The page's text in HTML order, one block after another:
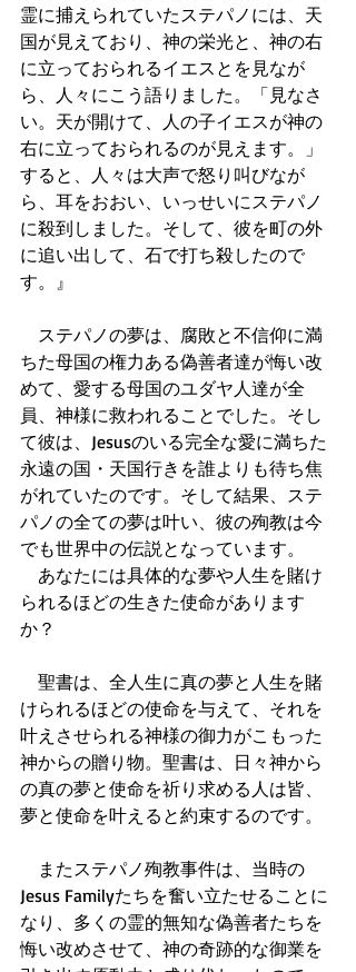
霊に捕えられていたステパノには、天
国が見えており、神の栄光と、神の右
に立っておられるイエスとを見なが
ら、人々にこう語りました。「見なさ
い。天が開けて、人の子イエスが神の
右に立っておられるのが見えます。」
すると、人々は大声で怒り叫びなが
ら、耳をおおい、いっせいにステパノ
に殺到しました。そして、彼を町の外
に追い出して、石で打ち殺したので
す。』
ステパノの夢は、腐敗と不信仰に満
ちた母国の権力ある偽善者達が悔い改
めて、愛する母国のユダヤ人達が全
員、神様に救われることでした。そし
て彼は、Jesusのいる完全な愛に満ちた
永遠の国・天国行きを誰よりも待ち焦
がれていたのです。そして結果、ステ
パノの全ての夢は叶い、彼の殉教は今
でも世界中の伝説となっています。
あなたには具体的な夢や人生を賭け
られるほどの生きた使命があります
か？
聖書は、全人生に真の夢と人生を賭
けられるほどの使命を与えて、それを
叶えさせられる神様の御力がこもった
神からの贈り物。聖書は、日々神から
の真の夢と使命を祈り求める人は皆、
夢と使命を叶えると約束するのです。
またステパノ殉教事件は、当時の
Jesus Familyたちを奮い立たせることに
なり、多くの霊的無知な偽善者たちを
悔い改めさせて、神の奇跡的な御業を